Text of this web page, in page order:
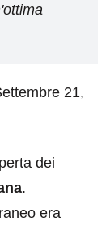
21,
dei
.
era